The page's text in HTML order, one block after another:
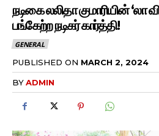
நடிகை லலிதா குமாரியின் ‘லா
பங்கேற்ற நடிகர் கார்த்தி!
GENERAL
PUBLISHED ON MARCH 2, 2024
BYADMIN